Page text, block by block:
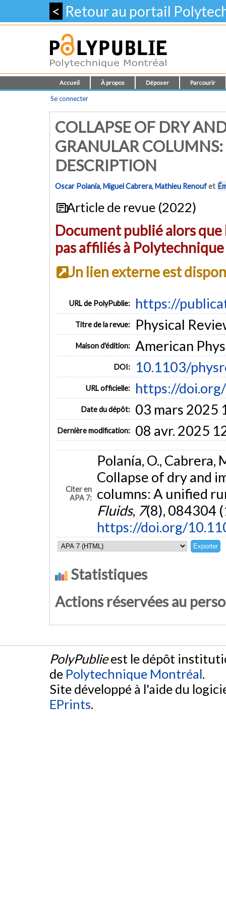
< Retour au portail
Accueil À propos Déposer Parcourir
Se connecter
COLLAPSE OF DRY
GRANULAR
DESCRIPTION
Oscar Polanía,Miguel Cabrera,Mathieu Renoufet
Article de revue (2022)
Document publié alors
pas affiliés à
Un lien externe est
URL de PolyPublie: https://
Titre de la revue: Physical
Maison d'édition: American
DOI: 10.1103/
URL officielle: https://
Date du dépôt: 03 mars 2025
Dernière modification: 08 avr. 2025
Citer en
APA 7:
Polanía, O., Cabrera,
Collapse of dry and
columns: A unified
Fluids, 7(8), 084304
https://doi.org/
Statistiques
Actions réservées au
PolyPublieest le dépôt
de Polytechnique Montréal.
Site développé à l'aide du
EPrints.